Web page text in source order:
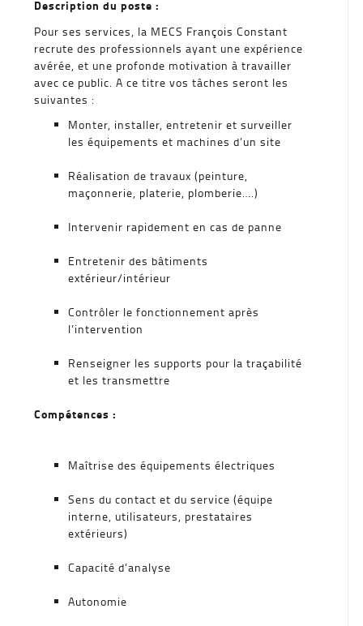
Description du poste :
Pour ses services, la MECS François Constant
recrute des professionnels ayant une expérience
avérée, et une profonde motivation à travailler
avec ce public. A ce titre vos tâches seront les
suivantes :
Monter, installer, entretenir et surveiller
les équipements et machines d’un site
Réalisation de travaux (peinture,
maçonnerie, platerie, plomberie….)
Intervenir rapidement en cas de panne
Entretenir des bâtiments
extérieur/intérieur
Contrôler le fonctionnement après
l’intervention
Renseigner les supports pour la traçabilité
et les transmettre
Compétences :
Maîtrise des équipements électriques
Sens du contact et du service (équipe
interne, utilisateurs, prestataires
extérieurs)
Capacité d’analyse
Autonomie